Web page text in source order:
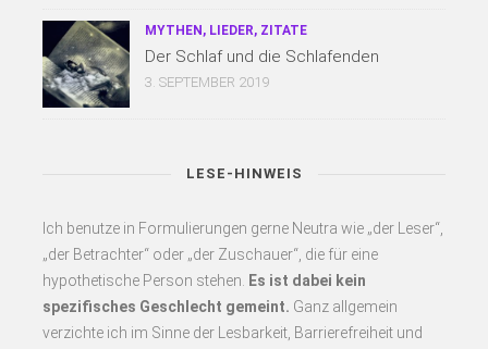
MYTHEN, LIEDER, ZITATE
Der Schlaf und die Schlafenden
3. SEPTEMBER 2019
LESE-HINWEIS
Ich benutze in Formulierungen gerne Neutra wie „der Leser“,
„der Betrachter“ oder „der Zuschauer“, die für eine
hypothetische Person stehen. Es ist dabei kein
spezifisches Geschlecht gemeint. Ganz allgemein
verzichte ich im Sinne der Lesbarkeit, Barrierefreiheit und